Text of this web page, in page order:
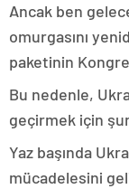
Ancak ben
omurgasını
paketinin
Bu nedenle,
geçirmek için
Yaz başında
mücadelesini